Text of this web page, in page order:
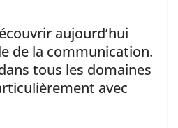
aujourd’hui
de la communication.
tous les domaines
avec